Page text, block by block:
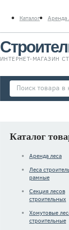
Каталог
Аренда
ИНТЕРНЕТ-МАГАЗИН
Каталог
Аренда леса
Леса
рамные
Секция лесов
строительных
Хомутовые
строительные